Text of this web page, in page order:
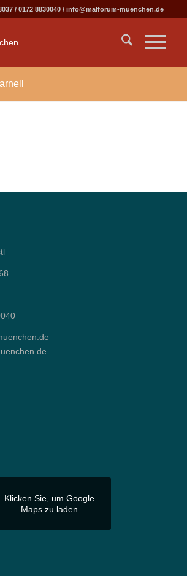
/ 0172 8830040/ info@malforum-muenchen.de
Klicken Sie, um Google
Maps zu laden